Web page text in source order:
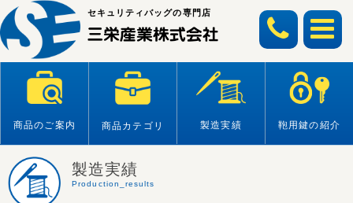
Skip
to
content
セキュリティバッグの専門店
商品のご案内 商品カテゴリ 製造実績 鞄用鍵の紹介
製造実績
Production_results